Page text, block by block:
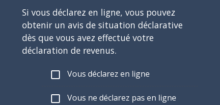
Si vous déclarez en ligne, vous pouvez
obtenir un avis de situation déclarative
dès que vous avez effectué votre
déclaration de revenus.
check_box_outline_blank Vous déclarez en ligne
check_box_outline_blank Vous ne déclarez pas en ligne